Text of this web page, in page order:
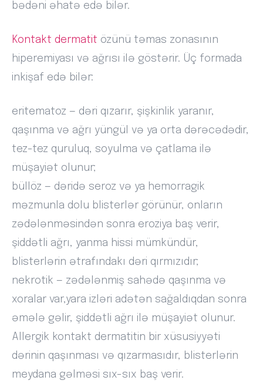
bədəni əhatə edə bilər.
Kontakt dermatit özünü təmas zonasının
hiperemiyası və ağrısı ilə göstərir. Üç formada
inkişaf edə bilər:
eritematoz — dəri qızarır, şişkinlik yaranır,
qaşınma və ağrı yüngül və ya orta dərəcədədir,
tez-tez quruluq, soyulma və çatlama ilə
müşayiət olunur;
büllöz — dəridə seroz və ya hemorragik
məzmunla dolu blisterlər görünür, onların
zədələnməsindən sonra eroziya baş verir,
şiddətli ağrı, yanma hissi mümkündür,
blisterlərin ətrafındakı dəri qırmızıdır;
nekrotik — zədələnmiş sahədə qaşınma və
xoralar var,yara izləri adətən sağaldıqdan sonra
əmələ gəlir, şiddətli ağrı ilə müşayiət olunur.
Allergik kontakt dermatitin bir xüsusiyyəti
dərinin qaşınması və qızarmasıdır, blisterlərin
meydana gəlməsi sıx-sıx baş verir.